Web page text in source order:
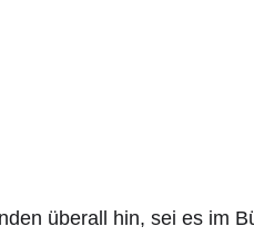
überall hin, sei es im